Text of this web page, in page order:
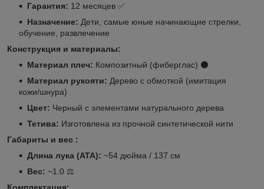
Гарантия: 12 месяцев ✅
Назначение: Дети, самые юные начинающие стрелки,
обучение, развлечение
Конструкция и материалы:
Материал плеч: Композитный (фиберглас) ⚫️
Материал рукояти: Дерево с обмоткой (имитация
кожи/шнура)
Цвет: Черный с элементами натурального дерева
Тетива: Изготовлена из прочной синтетической нити
Габариты и вес :
Длина лука (ATA): ~54 дюйма / 137 см
Вес: ~1.0 ⚖️
Комплектация: